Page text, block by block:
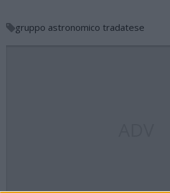
gruppo astronomico tradatese